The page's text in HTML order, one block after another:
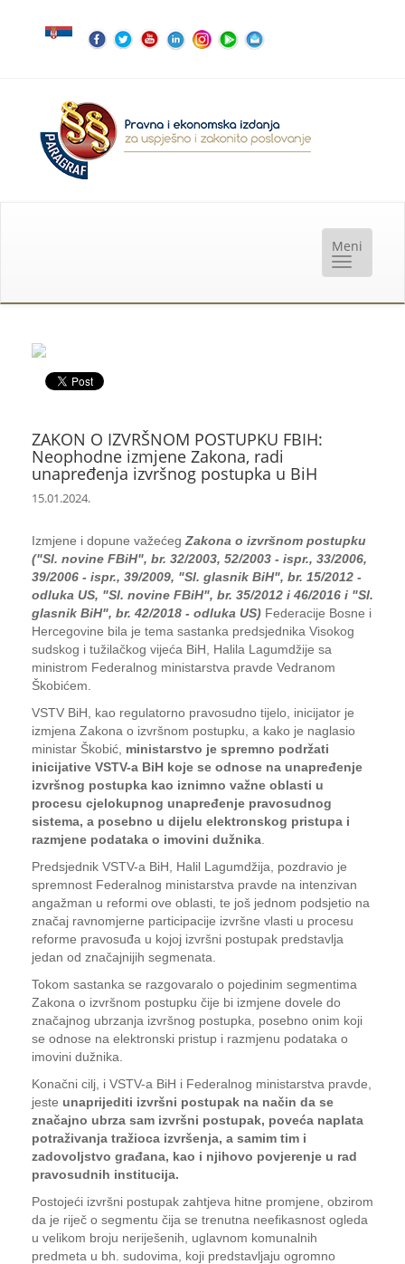
ZAKON O IZVRŠNOM POSTUPKU FBIH:
Neophodne izmjene Zakona, radi
unapređenja izvršnog postupka u BiH
15.01.2024.
Izmjene i dopune važećeg Zakona o izvršnom postupku
("Sl. novine FBiH", br. 32/2003, 52/2003 - ispr., 33/2006,
39/2006 - ispr., 39/2009, "Sl. glasnik BiH", br. 15/2012 -
odluka US, "Sl. novine FBiH", br. 35/2012 i 46/2016 i "Sl.
glasnik BiH", br. 42/2018 - odluka US) Federacije Bosne i
Hercegovine bila je tema sastanka predsjednika Visokog
sudskog i tužilačkog vijeća BiH, Halila Lagumdžije sa
ministrom Federalnog ministarstva pravde Vedranom
Škobićem.
VSTV BiH, kao regulatorno pravosudno tijelo, inicijator je
izmjena Zakona o izvršnom postupku, a kako je naglasio
ministar Škobić, ministarstvo je spremno podržati
inicijative VSTV-a BiH koje se odnose na unapređenje
izvršnog postupka kao iznimno važne oblasti u
procesu cjelokupnog unapređenje pravosudnog
sistema, a posebno u dijelu elektronskog pristupa i
razmjene podataka o imovini dužnika
Predsjednik VSTV-a BiH, Halil Lagumdžija, pozdravio je
spremnost Federalnog ministarstva pravde na intenzivan
angažman u reformi ove oblasti, te još jednom podsjetio na
značaj ravnomjerne participacije izvršne vlasti u procesu
reforme pravosuđa u kojoj izvršni postupak predstavlja
jedan od značajnijih segmenata.
Tokom sastanka se razgovaralo o pojedinim segmentima
Zakona o izvršnom postupku čije bi izmjene dovele do
značajnog ubrzanja izvršnog postupka, posebno onim koji
se odnose na elektronski pristup i razmjenu podataka o
imovini dužnika.
Konačni cilj, i VSTV-a BiH i Federalnog ministarstva pravde,
jeste unaprijediti izvršni postupak na način da se
značajno ubrza sam izvršni postupak, poveća naplata
potraživanja tražioca izvršenja, a samim tim i
zadovoljstvo građana, kao i njihovo povjerenje u rad
pravosudnih institucija.
Postojeći izvršni postupak zahtjeva hitne promjene, obzirom
da je riječ o segmentu čija se trenutna neefikasnost ogleda
u velikom broju neriješenih, uglavnom komunalnih
predmeta u bh. sudovima, koji predstavljaju ogromno